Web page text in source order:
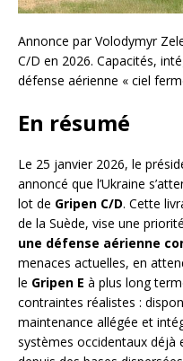
Annonce par Volodymyr
C/D en 2026. Capacités,
défense aérienne « ciel
En résumé
Le 25 janvier 2026, le
annoncé que l’Ukraine
lot de Gripen C/D. Cette
de la Suède, vise une
une défense aérienne
menaces actuelles, en
le Gripen E à plus long
contraintes réalistes :
maintenance allégée et
systèmes occidentaux déjà